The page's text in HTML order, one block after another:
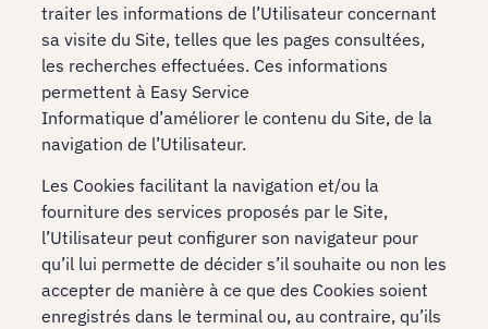
traiter les informations de l’Utilisateur concernant
sa visite du Site, telles que les pages consultées,
les recherches effectuées. Ces informations
permettent à Easy Service
Informatique d’améliorer le contenu du Site, de la
navigation de l’Utilisateur.
Les Cookies facilitant la navigation et/ou la
fourniture des services proposés par le Site,
l’Utilisateur peut configurer son navigateur pour
qu’il lui permette de décider s’il souhaite ou non les
accepter de manière à ce que des Cookies soient
enregistrés dans le terminal ou, au contraire, qu’ils